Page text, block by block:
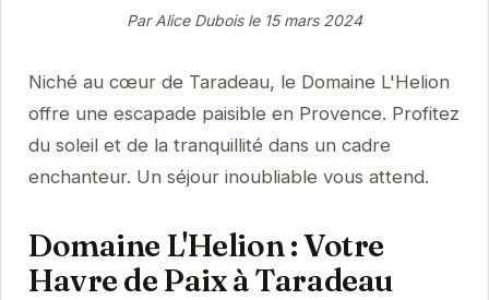
Par Alice Dubois le 15 mars 2024
Niché au cœur de Taradeau, le Domaine L'Helion
offre une escapade paisible en Provence. Profitez
du soleil et de la tranquillité dans un cadre
enchanteur. Un séjour inoubliable vous attend.
Domaine L'Helion : Votre
Havre de Paix à Taradeau